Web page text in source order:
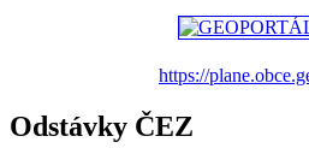
https://
Odstávky ČEZ